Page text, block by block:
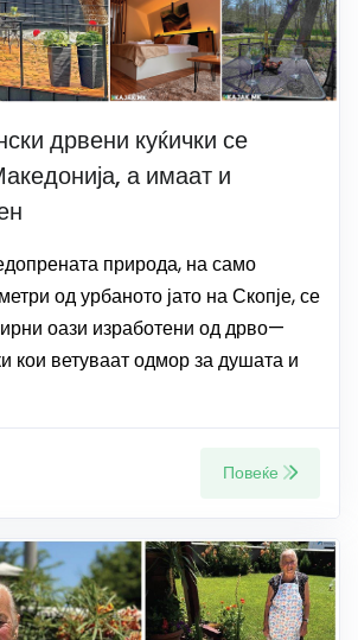
дрвени куќички се
а имаат и
природа, на само
од урбаното јато на Скопје, се
оази изработени од дрво—
кои ветуваат одмор за душата и
Повеќе